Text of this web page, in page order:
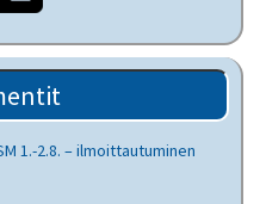
1.-2.8. – ilmoittautuminen